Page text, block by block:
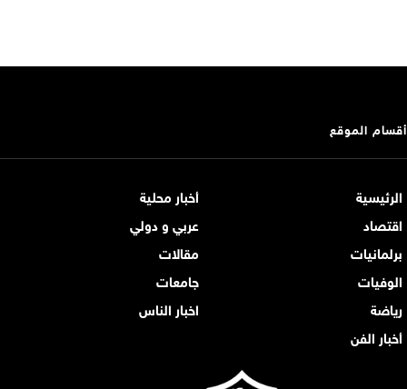
أقسام الموقع
الرئيسية
أخبار محلية
اقتصاد
عربي و دولي
برلمانيات
مقالات
الوفيات
جامعات
رياضة
اخبار الناس
أخبار الفن